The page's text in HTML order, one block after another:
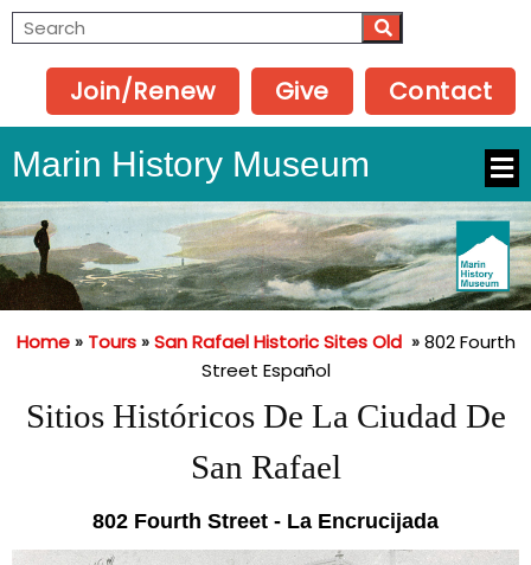
Join/Renew Give Contact
Marin History Museum
Home» Tours»San Rafael Historic Sites Old »802 Fourth
Street Español
Sitios Históricos De La Ciudad De
San Rafael
802 Fourth Street - La Encrucijada